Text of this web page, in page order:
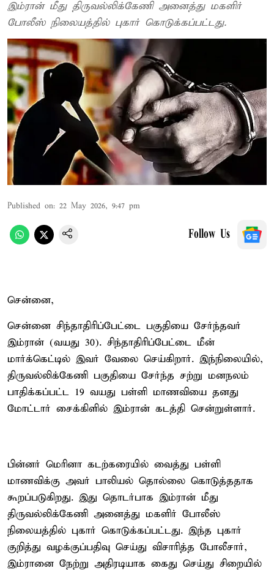
இம்ரான் மீது திருவல்லிக்கேணி அனைத்து மகளிர்
போலீஸ் நிலையத்தில் புகார் கொடுக்கப்பட்டது.
Published on: 22 May 2026, 9:47 pm
Follow Us
சென்னை,
சென்னை சிந்தாதிரிப்பேட்டை பகுதியை சேர்ந்தவர்
இம்ரான் (வயது 30). சிந்தாதிரிப்பேட்டை மீன்
மார்க்கெட்டில் இவர் வேலை செய்கிறார். இந்நிலையில்,
திருவல்லிக்கேணி பகுதியை சேர்ந்த சற்று மனநலம்
பாதிக்கப்பட்ட 19 வயது பள்ளி மாணவியை தனது
மோட்டார் சைக்கிளில் இம்ரான் கடத்தி சென்றுள்ளார்.
பின்னர் மெரினா கடற்கரையில் வைத்து பள்ளி
மாணவிக்கு அவர் பாலியல் தொல்லை கொடுத்ததாக
கூறப்படுகிறது. இது தொடர்பாக இம்ரான் மீது
திருவல்லிக்கேணி அனைத்து மகளிர் போலீஸ்
நிலையத்தில் புகார் கொடுக்கப்பட்டது. இந்த புகார்
குறித்து வழக்குப்பதிவு செய்து விசாரித்த போலீசார்,
இம்ரானை நேற்று அதிரடியாக கைது செய்து சிறையில்